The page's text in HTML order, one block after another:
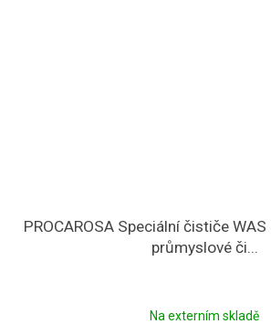
PROCAROSA Speciální čističe
průmyslové či...
Na externím skladě